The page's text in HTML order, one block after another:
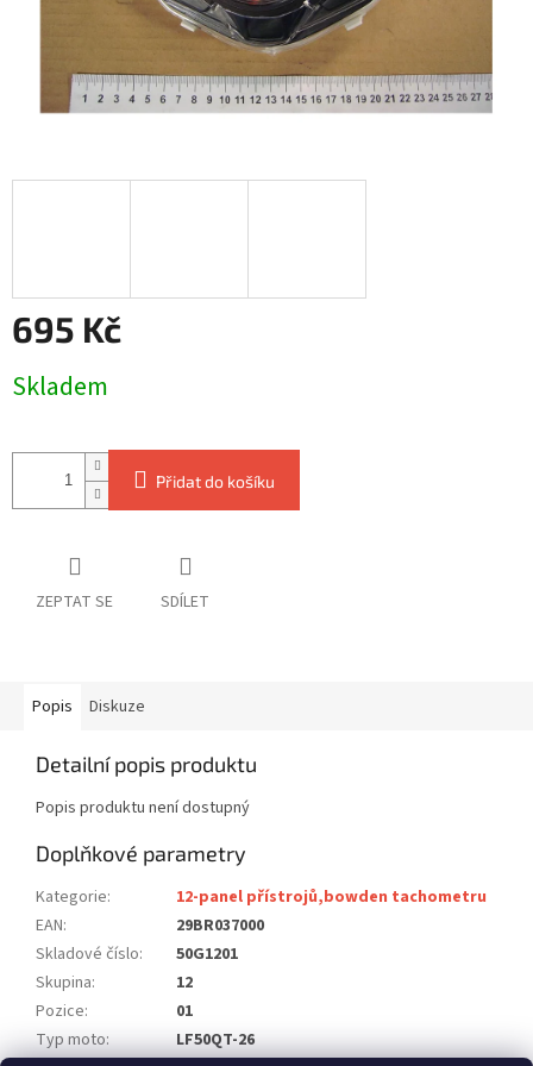
695 Kč
cena:
Skladem
Přidat do košíku
ZEPTAT SE SDÍLET
Popis Diskuze
Detailní popis produktu
Popis produktu není dostupný
Doplňkové parametry
Kategorie:
12-panel přístrojů,bowden tachometru
EAN:
29BR037000
Skladové číslo:
50G1201
Skupina:
12
Pozice:
01
Typ moto:
LF50QT-26